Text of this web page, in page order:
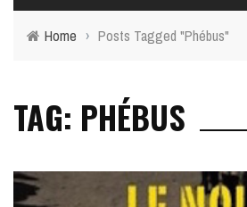
Home › Posts Tagged "Phébus"
TAG: PHÉBUS